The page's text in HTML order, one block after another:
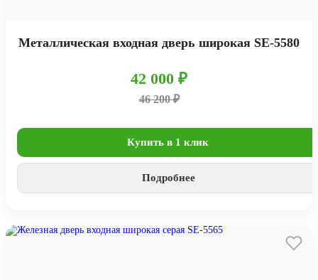
Металлическая входная дверь широкая SE-5580
42 000 ₽
46 200 ₽
Купить в 1 клик
Подробнее